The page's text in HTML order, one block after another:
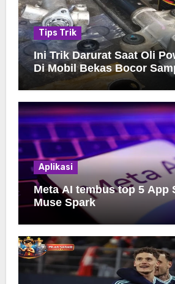
Tips Trik
Ini Trik Darurat Saat Oli
Di Mobil Bekas Bocor
Aplikasi
Meta AI tembus top 5 App
Muse Spark